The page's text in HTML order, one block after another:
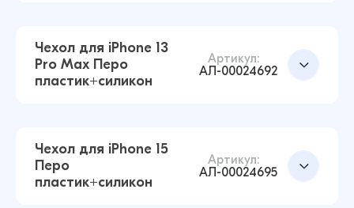
128 ₽ 180 ₽
129 ₽ 180 ₽
Чехол для iPhone 13
Pro Max Перо
пластик+силикон
Артикул:
АЛ-00024692
Чехол для iPhone 15
Перо
пластик+силикон
Артикул:
АЛ-00024695